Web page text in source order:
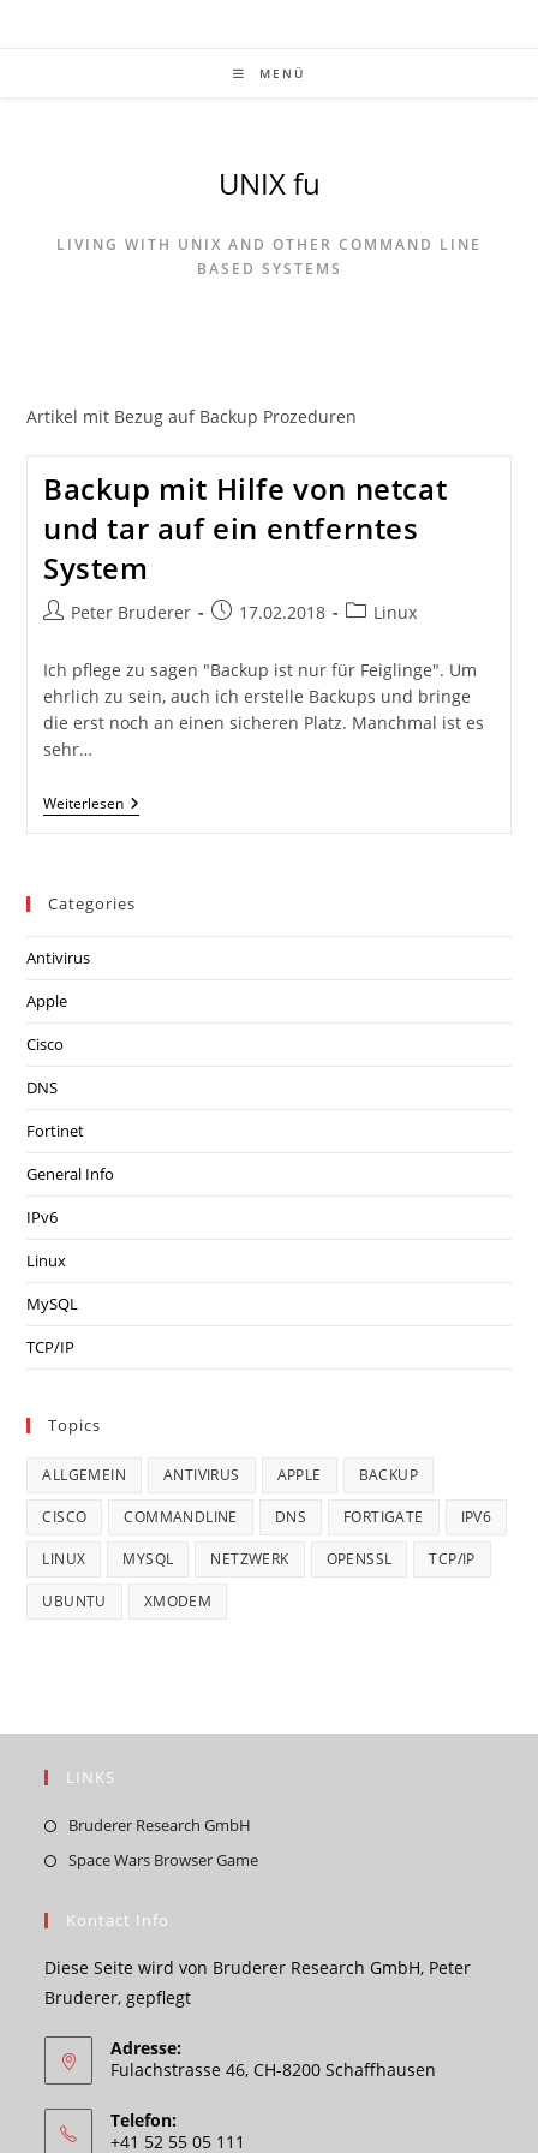
MENÜ
UNIX fu
LIVING WITH UNIX AND OTHER COMMAND LINE
BASED SYSTEMS
Artikel mit Bezug auf Backup Prozeduren
Backup mit Hilfe von netcat
und tar auf ein entferntes
System
Beitrags-
Peter Bruderer
Beitrag17.02.2018
Beitrags-
Linux
Ich pflege zu sagen "Backup ist nur für Feiglinge". Um
ehrlich zu sein, auch ich erstelle Backups und bringe
die erst noch an einen sicheren Platz. Manchmal ist es
sehr…
WeiterlesenBackup
Mit
Und
Categories
Antivirus
Apple
Cisco
DNS
Fortinet
General Info
IPv6
Linux
MySQL
TCP/IP
Topics
ALLGEMEIN ANTIVIRUS APPLE BACKUP
CISCO COMMANDLINE DNS FORTIGATE IPV6
LINUX MYSQL NETZWERK OPENSSL TCP/IP
UBUNTU XMODEM
LINKS
Bruderer Research GmbH
in
Space Wars Browser GameOpens
tab
Kontact Info
Diese Seite wird von Bruderer Research GmbH, Peter
Bruderer, gepflegt
Adresse:
Fulachstrasse 46, CH-8200 Schaffhausen
Telefon:
+41 52 55 05 111